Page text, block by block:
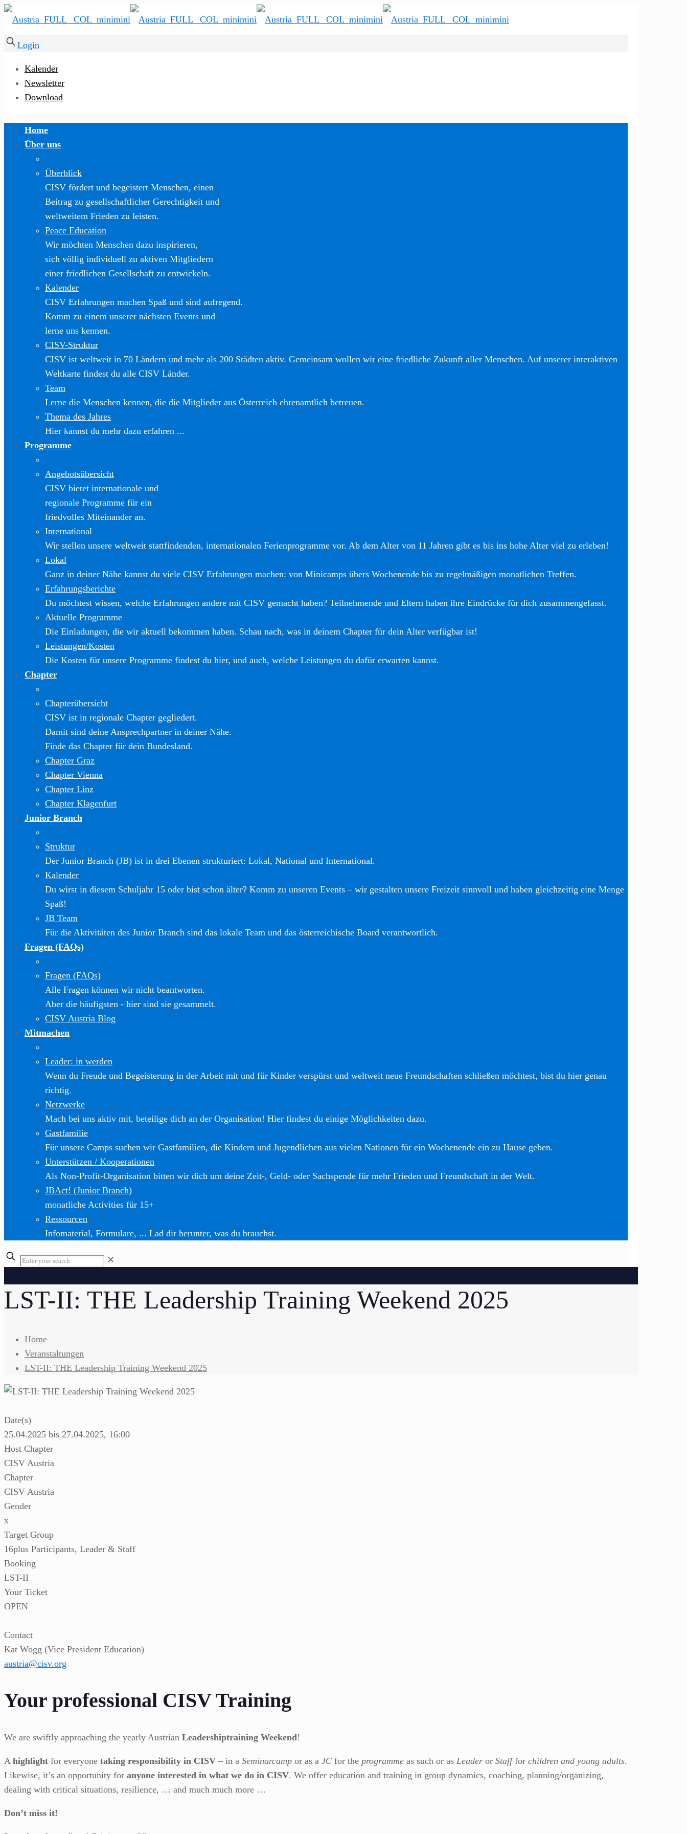
Login
Kalender
Newsletter
Download
Home
Über uns
Überblick
CISV fördert und begeistert Menschen, einen
Beitrag zu gesellschaftlicher Gerechtigkeit und
weltweitem Frieden zu leisten.
Peace Education
Wir möchten Menschen dazu inspirieren,
sich völlig individuell zu aktiven Mitgliedern
einer friedlichen Gesellschaft zu entwickeln.
Kalender
CISV Erfahrungen machen Spaß und sind aufregend.
Komm zu einem unserer nächsten Events und
lerne uns kennen.
CISV-Struktur
CISV ist weltweit in 70 Ländern und mehr als 200 Städten aktiv. Gemeinsam wollen wir eine friedliche Zukunft aller Menschen. Auf unserer interaktiven
Weltkarte findest du alle CISV Länder.
Team
Lerne die Menschen kennen, die die Mitglieder aus Österreich ehrenamtlich betreuen.
Thema des Jahres
Hier kannst du mehr dazu erfahren ...
Programme
Angebotsübersicht
CISV bietet internationale und
regionale Programme für ein
friedvolles Miteinander an.
International
Wir stellen unsere weltweit stattfindenden, internationalen Ferienprogramme vor. Ab dem Alter von 11 Jahren gibt es bis ins hohe Alter viel zu erleben!
Lokal
Ganz in deiner Nähe kannst du viele CISV Erfahrungen machen: von Minicamps übers Wochenende bis zu regelmäßigen monatlichen Treffen.
Erfahrungsberichte
Du möchtest wissen, welche Erfahrungen andere mit CISV gemacht haben? Teilnehmende und Eltern haben ihre Eindrücke für dich zusammengefasst.
Aktuelle Programme
Die Einladungen, die wir aktuell bekommen haben. Schau nach, was in deinem Chapter für dein Alter verfügbar ist!
Leistungen/Kosten
Die Kosten für unsere Programme findest du hier, und auch, welche Leistungen du dafür erwarten kannst.
Chapter
Chapterübersicht
CISV ist in regionale Chapter gegliedert.
Damit sind deine Ansprechpartner in deiner Nähe.
Finde das Chapter für dein Bundesland.
Chapter Graz
Chapter Vienna
Chapter Linz
Chapter Klagenfurt
Junior Branch
Struktur
Der Junior Branch (JB) ist in drei Ebenen strukturiert: Lokal, National und International.
Kalender
Du wirst in diesem Schuljahr 15 oder bist schon älter? Komm zu unseren Events – wir gestalten unsere Freizeit sinnvoll und haben gleichzeitig eine Menge
Spaß!
JB Team
Für die Aktivitäten des Junior Branch sind das lokale Team und das österreichische Board verantwortlich.
Fragen (FAQs)
Fragen (FAQs)
Alle Fragen können wir nicht beantworten.
Aber die häufigsten - hier sind sie gesammelt.
CISV Austria Blog
Mitmachen
Leader: in werden
Wenn du Freude und Begeisterung in der Arbeit mit und für Kinder verspürst und weltweit neue Freundschaften schließen möchtest, bist du hier genau
richtig.
Netzwerke
Mach bei uns aktiv mit, beteilige dich an der Organisation! Hier findest du einige Möglichkeiten dazu.
Gastfamilie
Für unsere Camps suchen wir Gastfamilien, die Kindern und Jugendlichen aus vielen Nationen für ein Wochenende ein zu Hause geben.
Unterstützen / Kooperationen
Als Non-Profit-Organisation bitten wir dich um deine Zeit-, Geld- oder Sachspende für mehr Frieden und Freundschaft in der Welt.
JBAct! (Junior Branch)
monatliche Activities für 15+
Ressourcen
Infomaterial, Formulare, ... Lad dir herunter, was du brauchst.
✕
LST-II: THE Leadership Training Weekend 2025
Home
Veranstaltungen
LST-II: THE Leadership Training Weekend 2025
Date(s)
25.04.2025 bis 27.04.2025, 16:00
Host Chapter
CISV Austria
Chapter
CISV Austria
Gender
x
Target Group
16plus Participants, Leader & Staff
Booking
LST-II
Your Ticket
OPEN
Contact
Kat Wogg (Vice President Education)
austria@cisv.org
Your professional CISV Training
We are swiftly approaching the yearly Austrian Leadershiptraining Weekend!
A highlight for everyone taking responsibility in CISV – in a Seminarcamp or as a JC for the programme as such or as Leader or Stafffor children and young adults.
Likewise, it’s an opportunity for anyone interested in what we do in CISV. We offer education and training in group dynamics, coaching, planning/organizing,
dealing with critical situations, resilience, … and much much more …
Don’t miss it!